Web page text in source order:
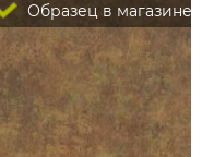
Образец в магазине